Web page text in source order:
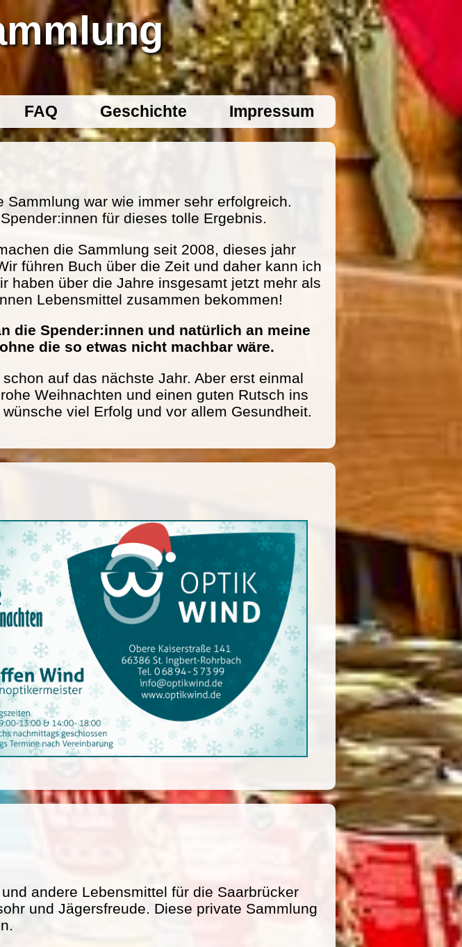
FAQ Geschichte Impressum
Sammlung war wie immer sehr erfolgreich.
für dieses tolle Ergebnis.
die Sammlung seit 2008, dieses jahr
führen Buch über die Zeit und daher kann ich
haben über die Jahre insgesamt jetzt mehr als
Lebensmittel zusammen bekommen!
die Spender:innen und natürlich an meine
die so etwas nicht machbar wäre.
auf das nächste Jahr. Aber erst einmal
Weihnachten und einen guten Rutsch ins
viel Erfolg und vor allem Gesundheit.
andere Lebensmittel für die Saarbrücker
und Jägersfreude. Diese private Sammlung